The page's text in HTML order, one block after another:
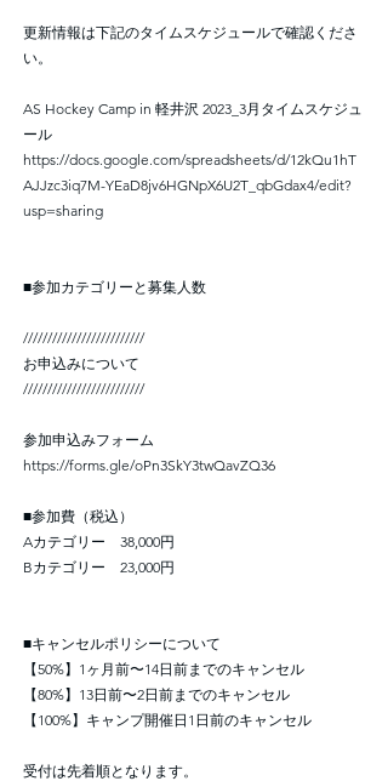
更新情報は下記のタイムスケジュールで確認くださ
い。
AS Hockey Camp in 軽井沢 2023_3月タイムスケジュ
ール
https://docs.google.com/spreadsheets/d/12kQu1hT
AJJzc3iq7M-YEaD8jv6HGNpX6U2T_qbGdax4/edit?
usp=sharing
■参加カテゴリーと募集人数
/////////////////////////
お申込みについて
/////////////////////////
参加申込みフォーム
https://forms.gle/oPn3SkY3twQavZQ36
■参加費（税込）
Aカテゴリー 38,000円
Bカテゴリー 23,000円
■キャンセルポリシーについて
【50%】1ヶ月前〜14日前までのキャンセル
【80%】13日前〜2日前までのキャンセル
【100%】キャンプ開催日1日前のキャンセル
受付は先着順となります。